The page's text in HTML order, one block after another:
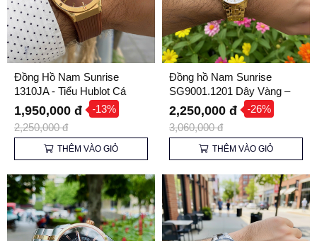
Đồng Hồ Nam Sunrise
1310JA - Tiểu Hublot Cá
Tính
1,950,000 đ -13%
2,250,000 đ
THÊM VÀO GIỎ
Đồng hồ Nam Sunrise
SG9001.1201 Dây Vàng –
Nâng tầm Phong cách Lịch
lãm
2,250,000 đ -26%
3,060,000 đ
THÊM VÀO GIỎ